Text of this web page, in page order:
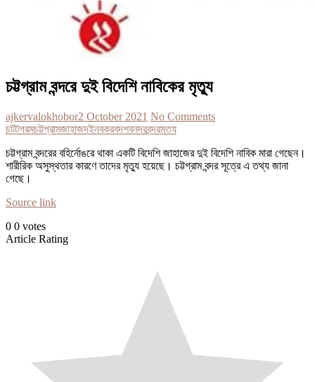
চট্টগ্রাম বন্দরে দুই বিদেশি নাবিকের মৃত্যু
ajkervalokhobor2 October 2021 No Comments
চটটগরমচট্টগ্রামজাহাজদইনবকরবদশবনদরবন্দরমতয
চট্টগ্রাম বন্দরের বহির্নোঙরে থাকা একটি বিদেশি জাহাজের দুই বিদেশি নাবিক মারা গেছেন।
শারীরিক অসুস্থতার কারণে তাদের মৃত্যু হয়েছে। চট্টগ্রাম বন্দর সূত্রে এ তথ্য জানা
গেছে।
Source link
0 0 votes
Article Rating